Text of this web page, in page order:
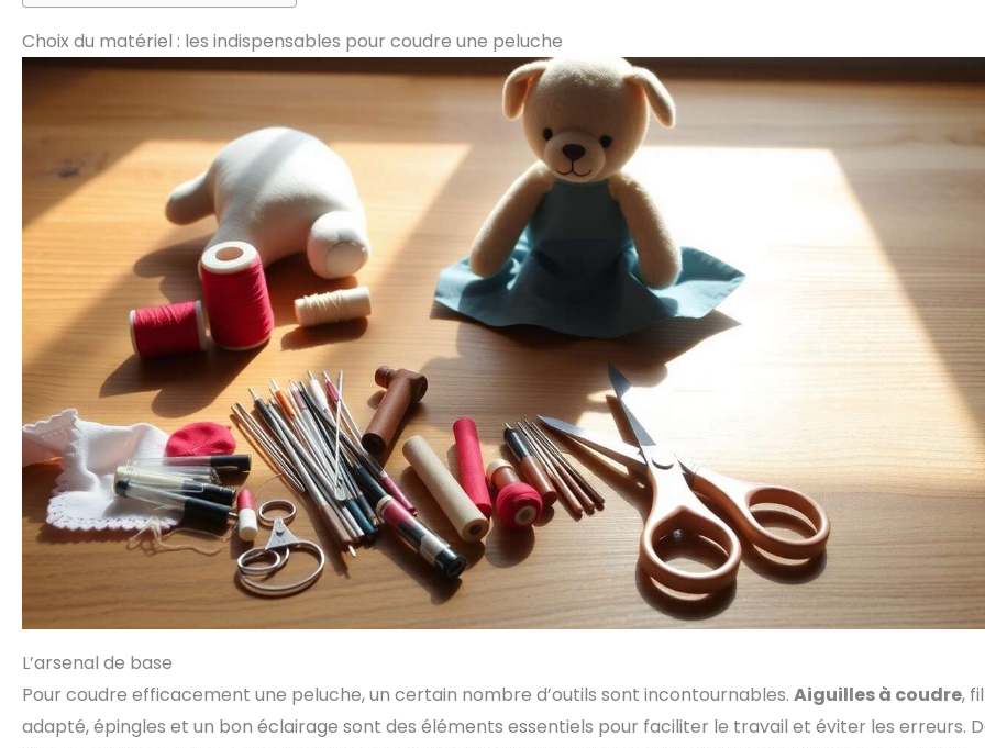
Choix du matériel : les indispensables pour coudre une peluche
L’arsenal de base
Pour coudre efficacement une peluche, un certain nombre d’outils sont incontournables. Aiguilles à coudre, fil
adapté, épingles et un bon éclairage sont des éléments essentiels pour faciliter le travail et éviter les erreurs.